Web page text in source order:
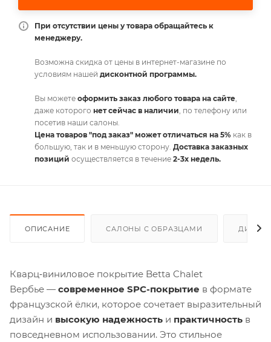
При отсутствии цены у товара обращайтесь к
менеджеру.
Возможна скидка от цены в интернет-магазине по
условиям нашей дисконтной программы.
Вы можете оформить заказ любого товара на сайте,
даже которого нет сейчас в наличии, по телефону или
посетив наши салоны.
Цена товаров "под заказ" может отличаться на 5% как в
большую, так и в меньшую сторону. Доставка заказных
позиций осуществляется в течение 2-3х недель.
ОПИСАНИЕ САЛОНЫ С ОБРАЗЦАМИ
Кварц‑виниловое покрытие Betta Chalet
Вербье — современное SPC-покрытие в формате
французской ёлки, которое сочетает выразительный
дизайн и высокую надежность и практичность в
повседневном использовании. Это стильное